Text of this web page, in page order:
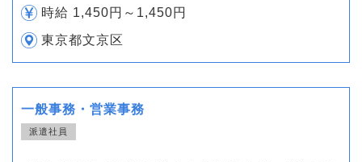
時給 1,450円～1,450円
東京都文京区
一般事務・営業事務
派遣社員